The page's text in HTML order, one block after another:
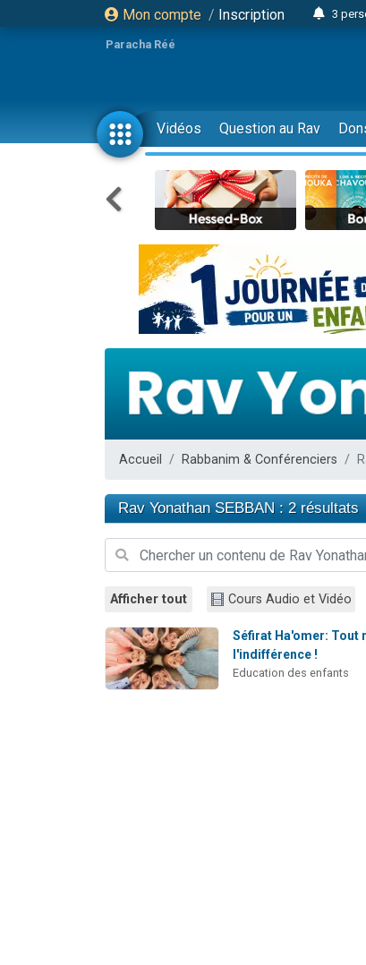
Mon compte / Inscription
3
2
13
Il
12
2
2
3
61
Il
4
Paracha Réé
Vidéos Question au Rav
Accueil Rabbanim & Conférenciers
Rav Yonathan SEBBAN : 2 résultats
Afficher tout Cours Audio et Vidéo
Séfirat Ha'omer: Tout
l'indifférence !
Education des enfants